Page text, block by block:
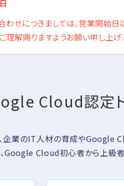
せにつきましては、営業開始日
理解賜りますようお願い申し上げ
Cloud認定
企業のIT人材の育成やGoogle
Google Cloud初心者から上級